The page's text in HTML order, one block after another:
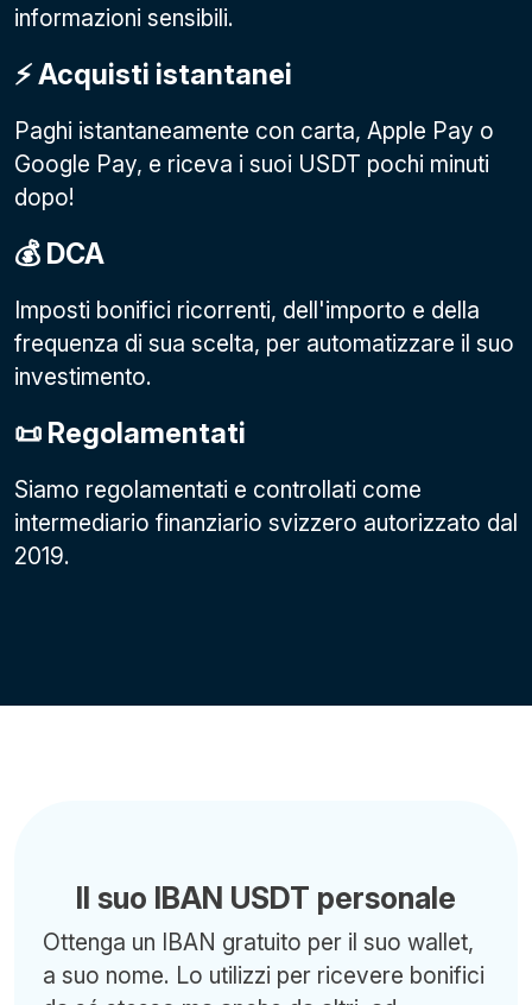
informazioni sensibili.
⚡️ Acquisti istantanei
Paghi istantaneamente con carta, Apple Pay o
Google Pay, e riceva i suoi USDT pochi minuti
dopo!
💰 DCA
Imposti bonifici ricorrenti, dell'importo e della
frequenza di sua scelta, per automatizzare il suo
investimento.
📜 Regolamentati
Siamo regolamentati e controllati come
intermediario finanziario svizzero autorizzato dal
2019.
Il suo IBAN USDT personale
Ottenga un IBAN gratuito per il suo wallet,
a suo nome. Lo utilizzi per ricevere bonifici